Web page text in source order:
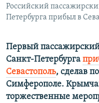
УКРАИНСКАЯ ПРОБЛЕМА
Все сайты RFE/RL
Российский
Петербурга прибыл в
Первый пассажирский
Санкт-Петербурга
Севастополь, сделав
Симферополе.
торжественные